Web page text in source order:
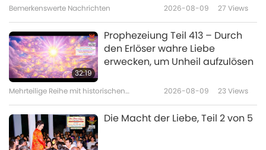
36:23
36:30
Das Gespräch der Meisterin mit
den fanatischen Geistern, Teil 1
Bemerkenswerte Nachrichten 2026-08-09 27 Views
32:19
Prophezeiung Teil 413 – Durch
den Erlöser wahre Liebe
erwecken, um Unheil aufzulösen
Mehrteilige Reihe mit historischen
2026-08-09 23Views
Die Macht der Liebe, Teil 2 von 5